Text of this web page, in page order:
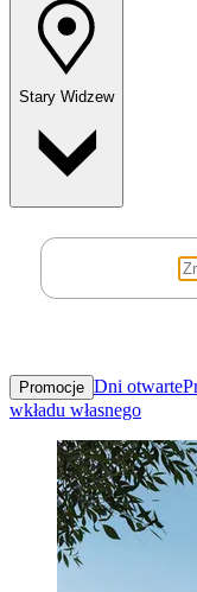
Stary Widzew
Promocje Dni otwarte
wkładu własnego